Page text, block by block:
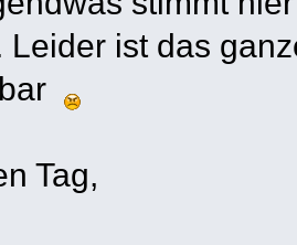
Leider ist das
Tag,